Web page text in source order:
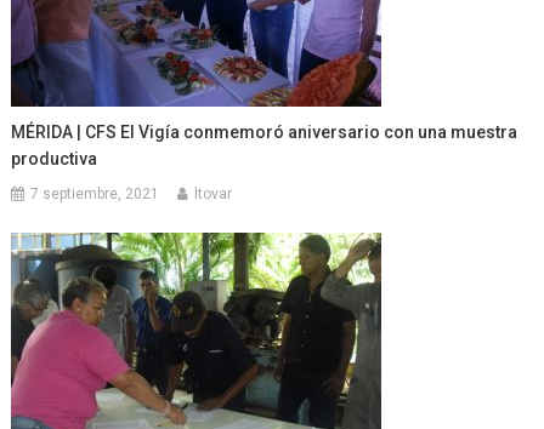
MÉRIDA | CFS El Vigía conmemoró aniversario con una muestra
productiva
7 septiembre, 2021 ltovar